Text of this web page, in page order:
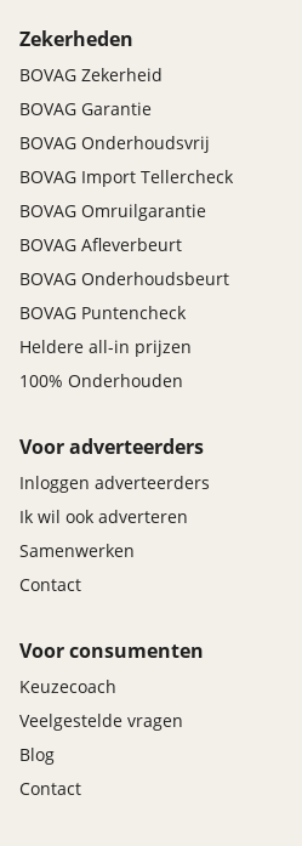
Zekerheden
BOVAG Zekerheid
BOVAG Garantie
BOVAG Onderhoudsvrij
BOVAG Import Tellercheck
BOVAG Omruilgarantie
BOVAG Afleverbeurt
BOVAG Onderhoudsbeurt
BOVAG Puntencheck
Heldere all-in prijzen
100% Onderhouden
Voor adverteerders
Inloggen adverteerders
Ik wil ook adverteren
Samenwerken
Contact
Voor consumenten
Keuzecoach
Veelgestelde vragen
Blog
Contact